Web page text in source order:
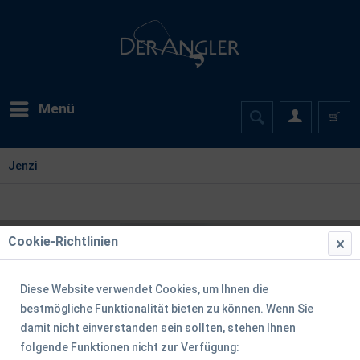
Menü
Jenzi
Cookie-Richtlinien
Diese Website verwendet Cookies, um Ihnen die
bestmögliche Funktionalität bieten zu können. Wenn Sie
damit nicht einverstanden sein sollten, stehen Ihnen
folgende Funktionen nicht zur Verfügung: